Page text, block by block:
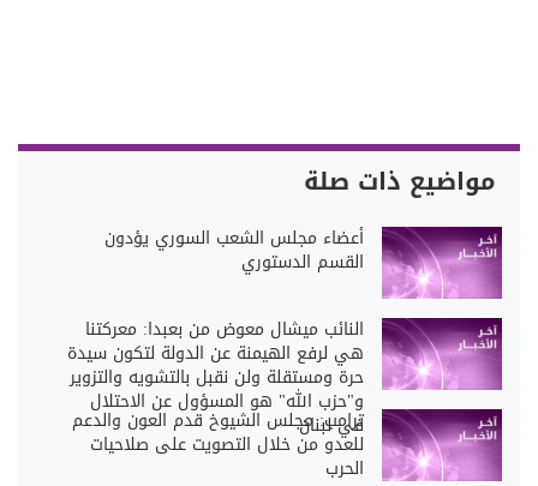
مواضيع ذات صلة
أعضاء مجلس الشعب السوري يؤدون
القسم الدستوري
النائب ميشال معوض من بعبدا: معركتنا
هي لرفع الهيمنة عن الدولة لتكون سيدة
حرة ومستقلة ولن نقبل بالتشويه والتزوير
و"حزب الله" هو المسؤول عن الاحتلال
في لبنان
ترامب: مجلس الشيوخ قدم العون والدعم
للعدو من خلال التصويت على صلاحيات
الحرب